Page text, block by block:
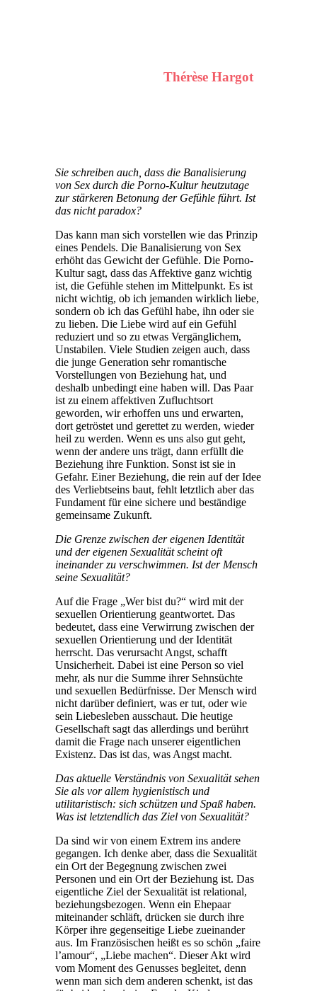
Thérèse Hargot
Sie schreiben auch, dass die Banalisierung
von Sex durch die Porno-Kultur heutzutage
zur stärkeren Betonung der Gefühle führt. Ist
das nicht paradox?
Das kann man sich vorstellen wie das Prinzip
eines Pendels. Die Banalisierung von Sex
erhöht das Gewicht der Gefühle. Die Porno-
Kultur sagt, dass das Affektive ganz wichtig
ist, die Gefühle stehen im Mittelpunkt. Es ist
nicht wichtig, ob ich jemanden wirklich liebe,
sondern ob ich das Gefühl habe, ihn oder sie
zu lieben. Die Liebe wird auf ein Gefühl
reduziert und so zu etwas Vergänglichem,
Unstabilen. Viele Studien zeigen auch, dass
die junge Generation sehr romantische
Vorstellungen von Beziehung hat, und
deshalb unbedingt eine haben will. Das Paar
ist zu einem affektiven Zufluchtsort
geworden, wir erhoffen uns und erwarten,
dort getröstet und gerettet zu werden, wieder
heil zu werden. Wenn es uns also gut geht,
wenn der andere uns trägt, dann erfüllt die
Beziehung ihre Funktion. Sonst ist sie in
Gefahr. Einer Beziehung, die rein auf der Idee
des Verliebtseins baut, fehlt letztlich aber das
Fundament für eine sichere und beständige
gemeinsame Zukunft.
Die Grenze zwischen der eigenen Identität
und der eigenen Sexualität scheint oft
ineinander zu verschwimmen. Ist der Mensch
seine Sexualität?
Auf die Frage „Wer bist du?“ wird mit der
sexuellen Orientierung geantwortet. Das
bedeutet, dass eine Verwirrung zwischen der
sexuellen Orientierung und der Identität
herrscht. Das verursacht Angst, schafft
Unsicherheit. Dabei ist eine Person so viel
mehr, als nur die Summe ihrer Sehnsüchte
und sexuellen Bedürfnisse. Der Mensch wird
nicht darüber definiert, was er tut, oder wie
sein Liebesleben ausschaut. Die heutige
Gesellschaft sagt das allerdings und berührt
damit die Frage nach unserer eigentlichen
Existenz. Das ist das, was Angst macht.
Das aktuelle Verständnis von Sexualität sehen
Sie als vor allem hygienistisch und
utilitaristisch: sich schützen und Spaß haben.
Was ist letztendlich das Ziel von Sexualität?
Da sind wir von einem Extrem ins andere
gegangen. Ich denke aber, dass die Sexualität
ein Ort der Begegnung zwischen zwei
Personen und ein Ort der Beziehung ist. Das
eigentliche Ziel der Sexualität ist relational,
beziehungsbezogen. Wenn ein Ehepaar
miteinander schläft, drücken sie durch ihre
Körper ihre gegenseitige Liebe zueinander
aus. Im Französischen heißt es so schön „faire
l’amour“, „Liebe machen“. Dieser Akt wird
vom Moment des Genusses begleitet, denn
wenn man sich dem anderen schenkt, ist das